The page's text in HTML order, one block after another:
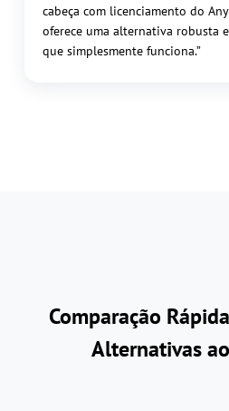
cabeça com licenciamento do
oferece uma alternativa robusta
que simplesmente funciona.”
Comparação
Alternativas